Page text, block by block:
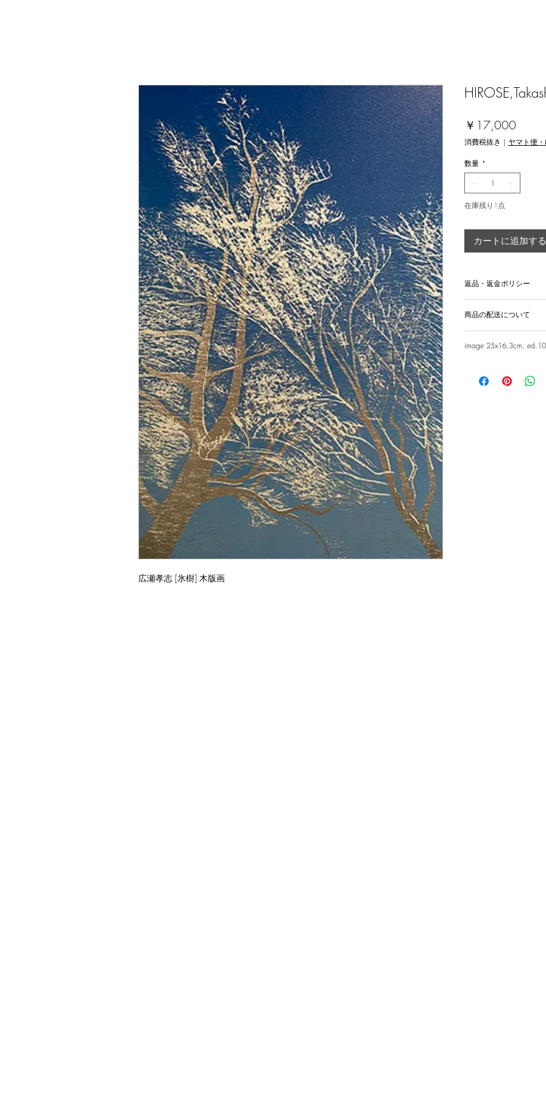
広瀬孝志 [氷樹] 木版画
￥17,000
格
消費税抜き | ヤマト便
数量 *
在庫残り1点
カートに追加する
返品・返金ポリシー
商品の配送について
image 25x16.3cm, ed.10